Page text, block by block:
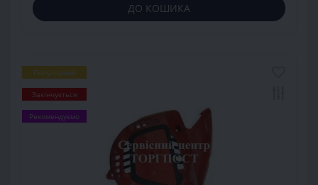
ДО КОШИКА
Популярний
Закінчується
Рекомендуємо